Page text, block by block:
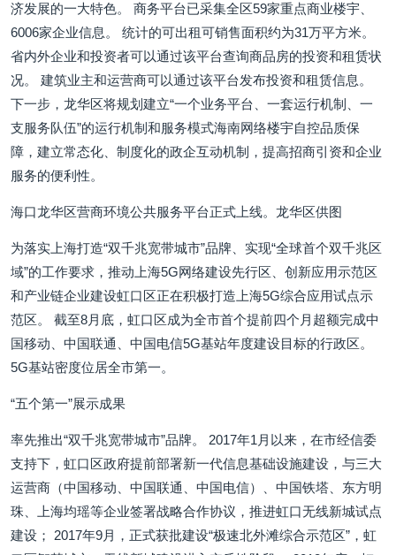
济发展的一大特色。 商务平台已采集全区59家重点商业楼宇、
6006家企业信息。 统计的可出租可销售面积约为31万平方米。
省内外企业和投资者可以通过该平台查询商品房的投资和租赁状
况。 建筑业主和运营商可以通过该平台发布投资和租赁信息。
下一步，龙华区将规划建立“一个业务平台、一套运行机制、一
支服务队伍”的运行机制和服务模式海南网络楼宇自控品质保
障，建立常态化、制度化的政企互动机制，提高招商引资和企业
服务的便利性。
海口龙华区营商环境公共服务平台正式上线。龙华区供图
为落实上海打造“双千兆宽带城市”品牌、实现“全球首个双千兆区
域”的工作要求，推动上海5G网络建设先行区、创新应用示范区
和产业链企业建设虹口区正在积极打造上海5G综合应用试点示
范区。 截至8月底，虹口区成为全市首个提前四个月超额完成中
国移动、中国联通、中国电信5G基站年度建设目标的行政区。
5G基站密度位居全市第一。
“五个第一”展示成果
率先推出“双千兆宽带城市”品牌。 2017年1月以来，在市经信委
支持下，虹口区政府提前部署新一代信息基础设施建设，与三大
运营商（中国移动、中国联通、中国电信）、中国铁塔、东方明
珠、上海均瑶等企业签署战略合作协议，推进虹口无线新城试点
建设； 2017年9月，正式获批建设“极速北外滩综合示范区”，虹